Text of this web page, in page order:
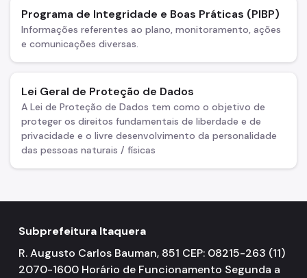
Programa de Integridade e Boas Práticas (PIBP)
Informações referentes ao plano, monitoramento, ações
e comunicações diversas.
Lei Geral de Proteção de Dados
A Lei de Proteção de Dados tem como o objetivo de
proteger os direitos fundamentais de liberdade e de
privacidade e o livre desenvolvimento da personalidade
das pessoas naturais / físicas
Subprefeitura Itaquera
R. Augusto Carlos Bauman, 851 CEP: 08215-263 (11)
2070-1600 Horário de Funcionamento Segunda a